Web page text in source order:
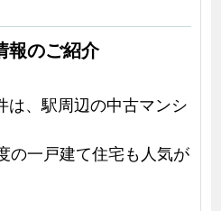
報のご紹介
は、駅周辺の中古マンシ
の一戸建て住宅も人気が